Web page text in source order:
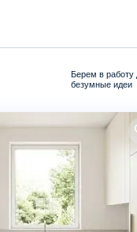
Берем в работу
безумные идеи